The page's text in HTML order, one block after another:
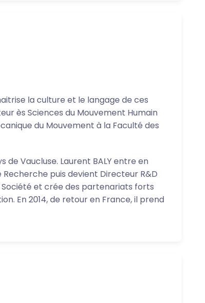
la culture et le langage de ces
ès Sciences du Mouvement Humain
du Mouvement à la Faculté des
de Vaucluse. Laurent BALY entre en
puis devient Directeur R&D
Société et crée des partenariats forts
En 2014, de retour en France, il prend